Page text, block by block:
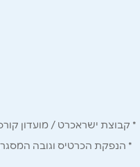
* קבוצת ישראכרט / מועדון
* הנפקת הכרטיס וגובה